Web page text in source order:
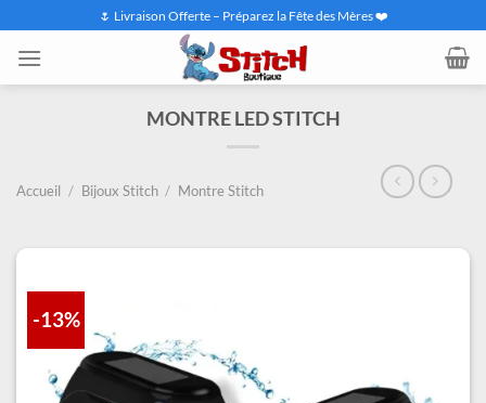
contenu
🌷 Livraison Offerte – Préparez la Fête des Mères ❤️
MONTRE LED STITCH
Accueil / Bijoux Stitch / Montre Stitch
-13%